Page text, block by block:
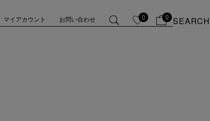
マイアカウント お問い合わせ 0 0 SEARCH